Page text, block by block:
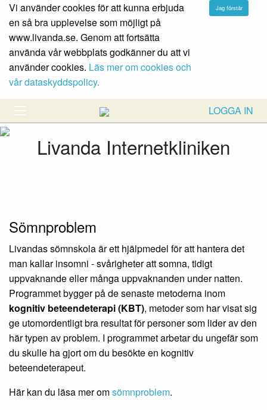
Vi använder cookies för att kunna erbjuda
en så bra upplevelse som möjligt på
www.livanda.se. Genom att fortsätta
använda vår webbplats godkänner du att vi
använder cookies. Läs mer om cookies och
vår dataskyddspolicy.
LOGGA IN
Livanda Internetkliniken
Sömnproblem
Livandas sömnskola är ett hjälpmedel för att hantera det
man kallar insomni - svårigheter att somna, tidigt
uppvaknande eller många uppvaknanden under natten.
Programmet bygger på de senaste metoderna inom
kognitiv beteendeterapi (KBT), metoder som har visat sig
ge utomordentligt bra resultat för personer som lider av den
här typen av problem. I programmet arbetar du ungefär som
du skulle ha gjort om du besökte en kognitiv
beteendeterapeut.
Här kan du läsa mer omsömnproblem.